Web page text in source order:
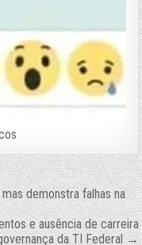
demonstra falhas na
e ausência de carreira
da TI Federal →